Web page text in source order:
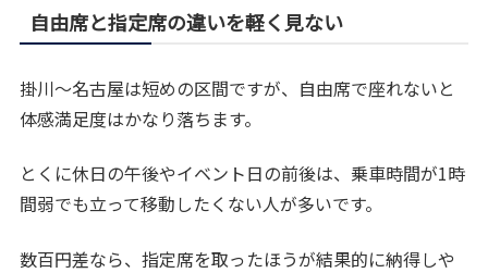
自由席と指定席の違いを軽く見ない
掛川〜名古屋は短めの区間ですが、自由席で座れないと
体感満足度はかなり落ちます。
とくに休日の午後やイベント日の前後は、乗車時間が1時
間弱でも立って移動したくない人が多いです。
数百円差なら、指定席を取ったほうが結果的に納得しや